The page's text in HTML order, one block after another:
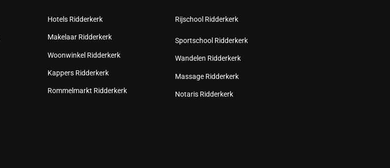
Hotels Ridderkerk
Makelaar Ridderkerk
Woonwinkel Ridderkerk
Kappers Ridderkerk
Rommelmarkt Ridderkerk
Rijschool Ridderkerk
Sportschool Ridderkerk
Wandelen Ridderkerk
Massage Ridderkerk
Notaris Ridderkerk